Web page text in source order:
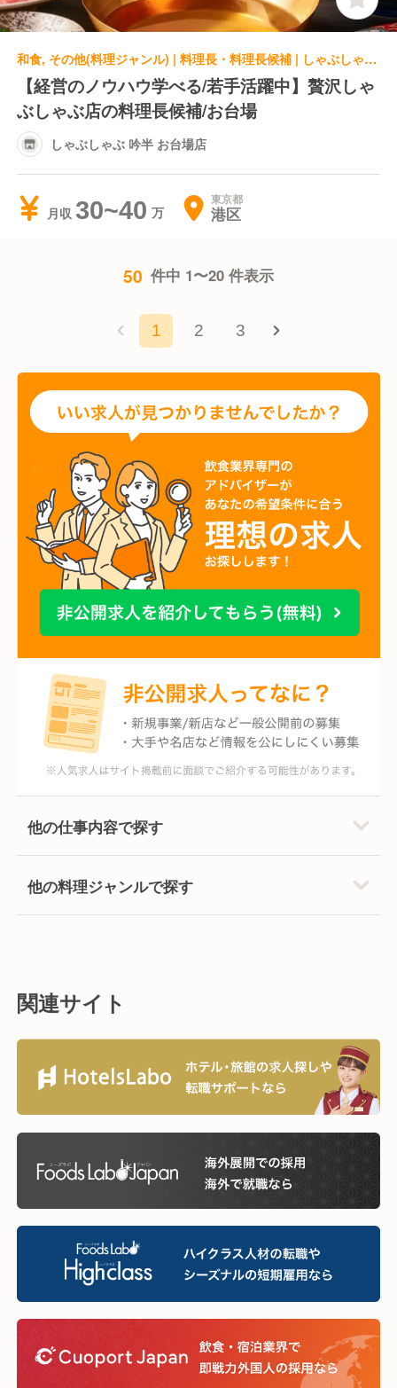
和食, その他(料理ジャンル) | 料理長・料理長候補 | しゃぶしゃぶ 吟半 お台場店
【経営のノウハウ学べる/若手活躍中】贅沢しゃ
ぶしゃぶ店の料理長候補/お台場
しゃぶしゃぶ 吟半 お台場店
月収 30~40 東京都
港区
50 件中 1〜20 件表示
1 2 3
他の仕事内容で探す
他の料理ジャンルで探す
関連サイト